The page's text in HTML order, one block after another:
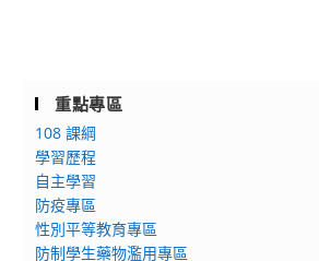
重點專區
108 課綱
學習歷程
自主學習
防疫專區
性別平等教育專區
防制學生藥物濫用專區